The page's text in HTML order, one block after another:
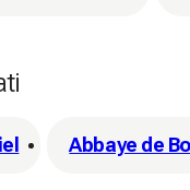
Abbaye de